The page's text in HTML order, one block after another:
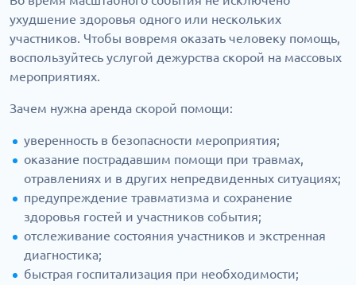
ухудшение здоровья одного или нескольких
участников. Чтобы вовремя оказать человеку помощь,
воспользуйтесь услугой дежурства скорой на массовых
мероприятиях.
Зачем нужна аренда скорой помощи:
уверенность в безопасности мероприятия;
оказание пострадавшим помощи при травмах,
отравлениях и в других непредвиденных ситуациях;
предупреждение травматизма и сохранение
здоровья гостей и участников события;
отслеживание состояния участников и экстренная
диагностика;
быстрая госпитализация при необходимости;